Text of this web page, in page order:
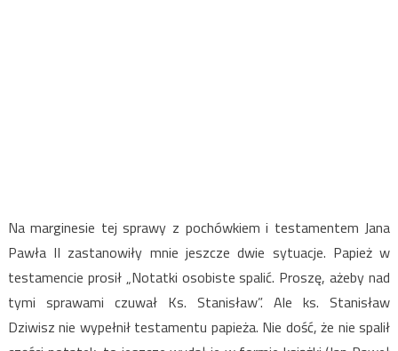
Na marginesie tej sprawy z pochówkiem i testamentem Jana
Pawła II zastanowiły mnie jeszcze dwie sytuacje. Papież w
testamencie prosił „Notatki osobiste spalić. Proszę, ażeby nad
tymi sprawami czuwał Ks. Stanisław”. Ale ks. Stanisław
Dziwisz nie wypełnił testamentu papieża. Nie dość, że nie spalił